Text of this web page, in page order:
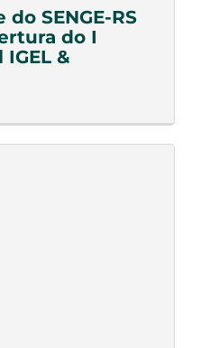
SENGE-RS
do I
&